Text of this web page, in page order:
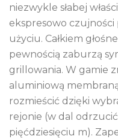
niezwykle słabej
ekspresowo czujności
użyciu. Całkiem
pewnością zaburzą
grillowania. W gamie
aluminiową
rozmieścić dzięki
rejonie (w dal
pięćdziesięciu m).